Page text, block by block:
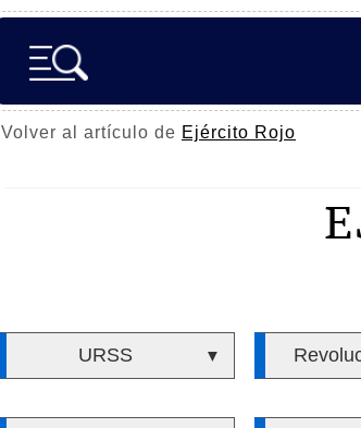
Volver al artículo de Ejército Rojo
URSS ▼